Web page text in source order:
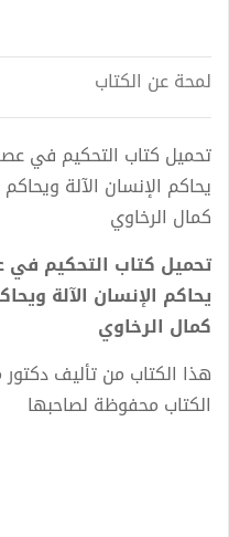
لمحة عن الكتاب
تحميل كتاب التحكيم في
كمال الرخاوي
تحميل كتاب التحكيم في
كمال الرخاوي
هذا الكتاب من تأليف
الكتاب محفوظة لصاحبها